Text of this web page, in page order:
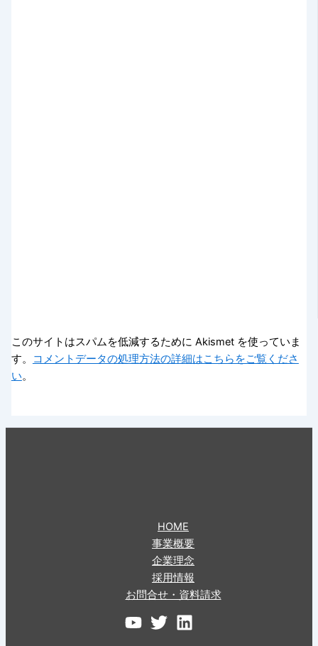
このサイトはスパムを低減するために Akismet を使っていま
す。
コメントデータの処理方法の詳細はこちらをご覧くださ
い。
HOME
事業概要
企業理念
採用情報
お問合せ・資料請求